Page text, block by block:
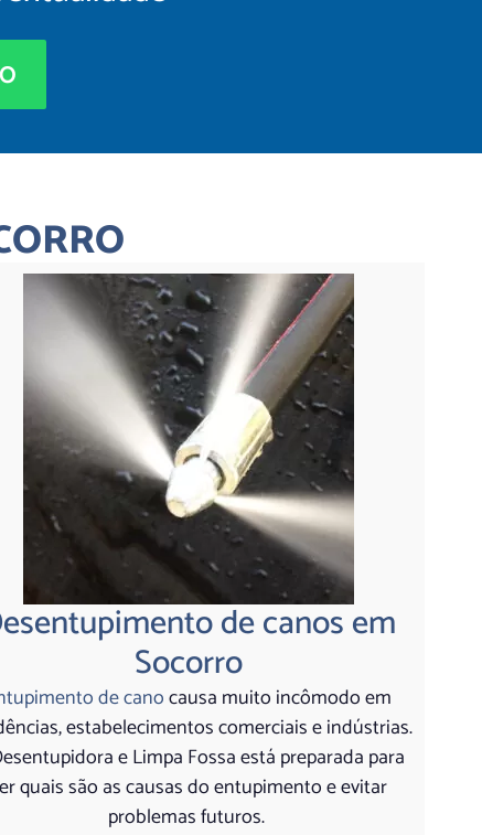
de canos em
Socorro
de canocausa muito incômodo em
estabelecimentos comerciais e indústrias.
e Limpa Fossa está preparada para
quais são as causas do entupimento e evitar
problemas futuros.